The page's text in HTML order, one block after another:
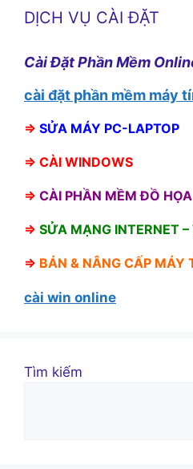
DỊCH VỤ CÀI ĐẶT
Cài Đặt Phần Mềm
cài đặt phần mềm máy
⇒ SỬA MÁY PC-LAPTOP
⇒ CÀI WINDOWS
⇒ CÀI PHẦN MỀM ĐỒ HỌA
⇒ SỬA MẠNG INTERNET –
⇒ BÁN & NÂNG CẤP MÁY
cài win online
Tìm kiếm